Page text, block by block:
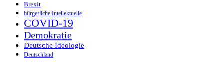
Brexit
bürgerliche Intellektuelle
COVID-19
Demokratie
Deutsche Ideologie
Deutschland